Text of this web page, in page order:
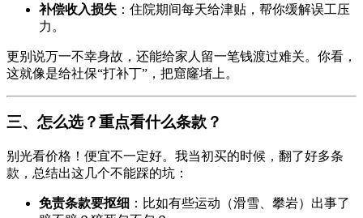
补偿收入损失 ：住院期间每天给津贴，帮你缓解误工压
力。
更别说万一不幸身故，还能给家人留一笔钱渡过难关。你看，
这就像是给社保“打补丁”，把窟窿堵上。
三、怎么选？重点看什么条款？
别光看价格！便宜不一定好。我当初买的时候，翻了好多条
款，总结出这几个不能踩的坑：
免责条款要抠细 ：比如有些运动（滑雪、攀岩）出事了